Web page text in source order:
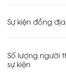
Sự kiện đồng
Số lượng người
sự kiện